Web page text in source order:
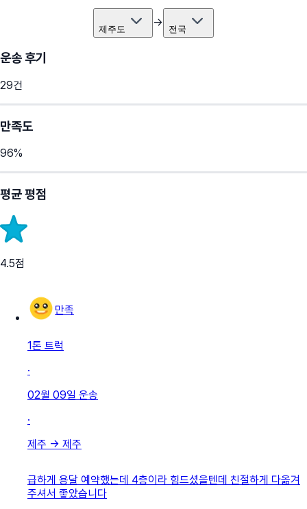
제주도 → 전국
운송 후기
29건
만족도
96%
평균 평점
4.5점
만족
1톤 트럭
·
02월 09일 운송
·
제주 → 제주
급하게 용달 예약했는데 4층이라 힘드셨을텐데 친절하게 다옮겨
주셔서 좋았습니다